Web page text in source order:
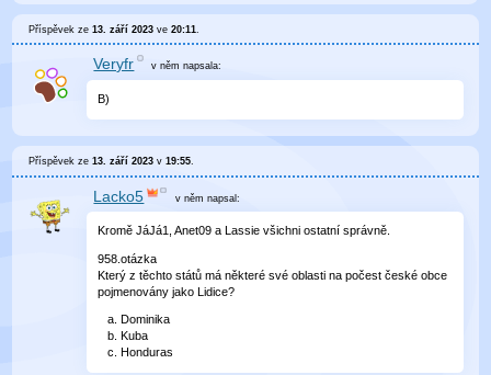
Příspěvek ze13. září 2023 ve20:11
Veryfr v němnapsala:
B)
Příspěvek ze13. září 2023 v19:55
Lacko5 v něm napsal:
Kromě JáJá1, Anet09 a Lassie všichni ostatní správně.
958.otázka
Který z těchto států má některé své oblasti na počest české obce
pojmenovány jako Lidice?
Dominika
Kuba
Honduras